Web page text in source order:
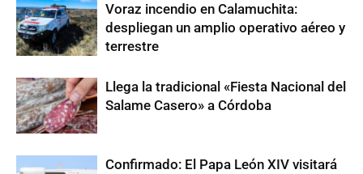
Voraz incendio en Calamuchita:
despliegan un amplio operativo aéreo y
terrestre
Llega la tradicional «Fiesta Nacional del
Salame Casero» a Córdoba
Confirmado: El Papa León XIV visitará